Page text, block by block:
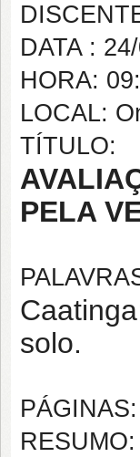
DATA :
HORA:
LOCAL:
TÍTULO:
PELA
solo.
RESUMO: